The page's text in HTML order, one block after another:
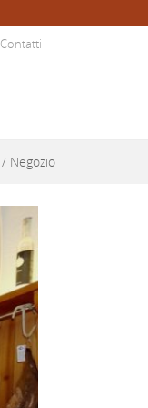
Contatti
/ Negozio